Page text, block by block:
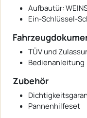
Aufbautür:
Ein-Schlüssel-
TÜV und
Bedienanleitung
Zubehör
Pannenhilfeset